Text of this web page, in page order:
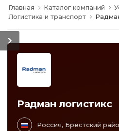
Главная Каталог компаний
Логистика и транспорт
Радман логистикс
Россия, Брестский